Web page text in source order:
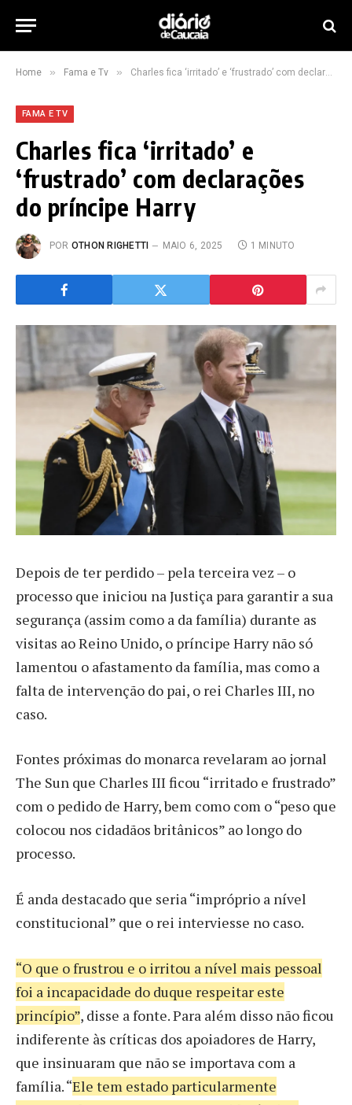
Home » Fama e Tv » Charles fica ‘irritado’ e ‘frustrado’ com declarações do príncipe Harry
FAMA E TV
Charles fica ‘irritado’ e
‘frustrado’ com declarações
do príncipe Harry
POR OTHON RIGHETTI MAIO 6, 2025 1 MINUTO
Depois de ter perdido – pela terceira vez – o
processo que iniciou na Justiça para garantir a sua
segurança (assim como a da família) durante as
visitas ao Reino Unido, o príncipe Harry não só
lamentou o afastamento da família, mas como a
falta de intervenção do pai, o rei Charles III, no
caso.
Fontes próximas do monarca revelaram ao jornal
The Sun que Charles III ficou “irritado e frustrado”
com o pedido de Harry, bem como com o “peso que
colocou nos cidadãos britânicos” ao longo do
processo.
É anda destacado que seria “impróprio a nível
constitucional” que o rei interviesse no caso.
“O que o frustrou e o irritou a nível mais pessoal
foi a incapacidade do duque respeitar este
princípio”, disse a fonte. Para além disso não ficou
indiferente às críticas dos apoiadores de Harry,
que insinuaram que não se importava com a
família. “Ele tem estado particularmente